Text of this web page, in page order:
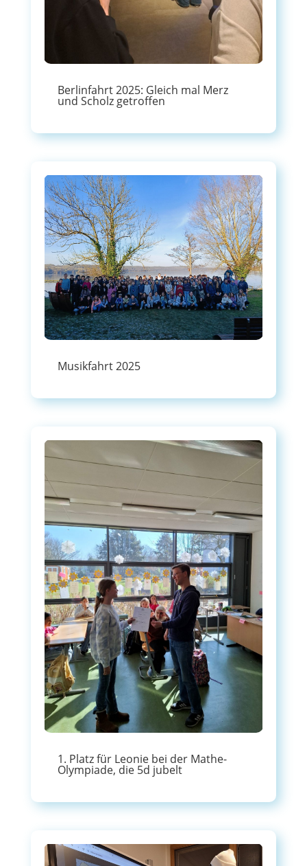
Berlinfahrt 2025: Gleich mal Merz
und Scholz getroffen
Musikfahrt 2025
1. Platz für Leonie bei der Mathe-
Olympiade, die 5d jubelt